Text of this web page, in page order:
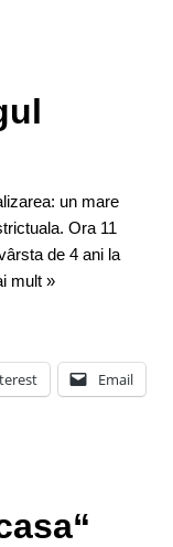
un mare
Ora 11
de 4 ani la
mult »
Email